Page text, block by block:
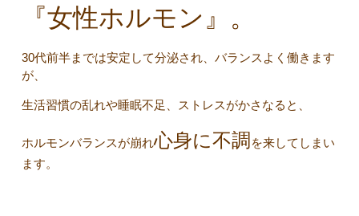
『女性ホルモン』。
30代前半までは安定して分泌され、バランスよく働きます
が、
生活習慣の乱れや睡眠不足、ストレスがかさなると、
ホルモンバランスが崩れ心身に不調 を来してしまい
ます。